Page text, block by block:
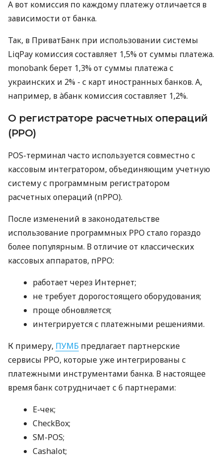
А вот комиссия по каждому платежу отличается в
зависимости от банка.
Так, в ПриватБанк при использовании системы
LiqPay комиссия составляет 1,5% от суммы платежа.
monobank берет 1,3% от суммы платежа с
украинских и 2% - с карт иностранных банков. А,
например, в àбанк комиссия составляет 1,2%.
О регистраторе расчетных операций
(РРО)
POS-терминал часто используется совместно с
кассовым интегратором, объединяющим учетную
систему с программным регистратором
расчетных операций (пРРО).
После изменений в законодательстве
использование программных РРО стало гораздо
более популярным. В отличие от классических
кассовых аппаратов, пРРО:
работает через Интернет;
не требует дорогостоящего оборудования;
проще обновляется;
интегрируется с платежными решениями.
К примеру, ПУМБ предлагает партнерские
сервисы РРО, которые уже интегрированы с
платежными инструментами банка. В настоящее
время банк сотрудничает с 6 партнерами:
E-чек;
CheckBox;
SM-POS;
Cashalot;